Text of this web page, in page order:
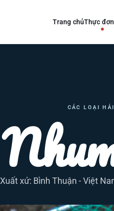
Trang chủThực đơn
CÁC LOẠI
Xuất xứ: Bình Thuận - Việt